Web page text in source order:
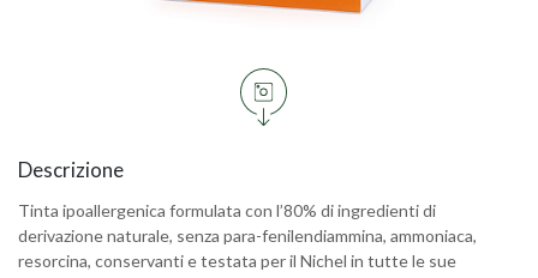
Descrizione
Tinta ipoallergenica formulata con l’80% di ingredienti di
derivazione naturale, senza para-fenilendiammina, ammoniaca,
resorcina, conservanti e testata per il Nichel in tutte le sue